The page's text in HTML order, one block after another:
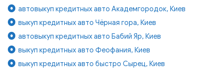
автовыкуп кредитных авто Академгородок, Киев
выкуп кредитных авто Чёрная гора, Киев
автовыкуп кредитных авто Бабий Яр, Киев
выкуп кредитных авто Феофания, Киев
выкуп кредитных авто быстро Сырец, Киев